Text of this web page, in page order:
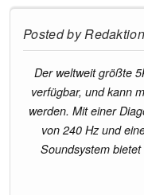
Posted byRedaktion
Der weltweit größte
verfügbar, und kann
werden. Mit einer
von 240 Hz und
Soundsystem